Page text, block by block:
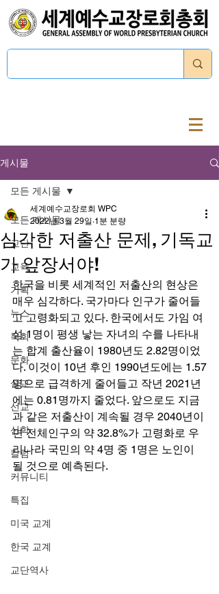
게시물
모든 게시물
교단
교육
기획
뉴스
목회
문화
설교
선교
신학
칼럼
커뮤니티
특집
미국 교계
한국 교계
교단역사
모든 게시물
심각한 저출산 문제, 기독교
가 앞장서야!
세계예수교장로회 WPC
2022년 3월 29일 1분 분량
한국을 비롯 세계적인 저출산의 현상은
매우 심각하다. 국가마다 인구가 줄어들
고 고령화되고 있다. 한국에서도 가임 여
성 1명이 평생 낳는 자녀의 수를 나타내
는 합계 출산율이 1980년도 2.82명이었
다. 이것이 10년 후인 1990년도에는 1.57
명으로 급격하게 줄어들고 작년 2021년
에는 0.81명까지 줄었다. 앞으로도 지금
과 같은 저출산이 계속될 경우 2040년이
면 전체인구의 약 32.8%가 고령화로 우
리나라 국민의 약 4명 중 1명은 노인이
될 것으로 예측된다.